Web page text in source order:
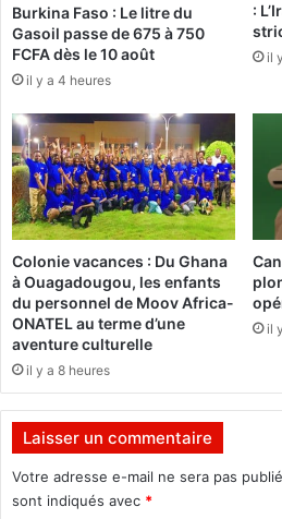
è
s
u
n
b
a
g
a
r
r
e
m
o
r
e
l
l
'
é
n
r
g
i
e
a
v
e
c
s
f
r
e
"
Burkina Faso : Le litre du
Gasoil passe de 675 à 750
FCFA dès le 10 août
il y a 4 heures
:
il
Colonie vacances : Du Ghana
à Ouagadougou, les enfants
du personnel de Moov Africa-
ONATEL au terme d’une
aventure culturelle
il y a 8 heures
il
Laisser un commentaire
Votre adresse e-mail ne sera pas
sont indiqués avec *